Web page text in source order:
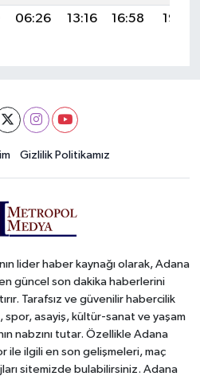
06:26 13:16 16:58 19:57
Gizlilik Politikamız
lider haber kaynağı olarak, Adana
güncel son dakika haberlerini
Tarafsız ve güvenilir habercilik
spor, asayiş, kültür-sanat ve yaşam
nabzını tutar. Özellikle Adana
ile ilgili en son gelişmeleri, maç
sitemizde bulabilirsiniz. Adana